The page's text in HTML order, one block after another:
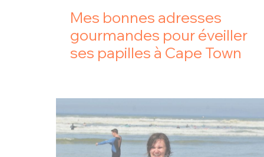
Mes bonnes adresses
gourmandes pour éveiller
ses papilles à Cape Town